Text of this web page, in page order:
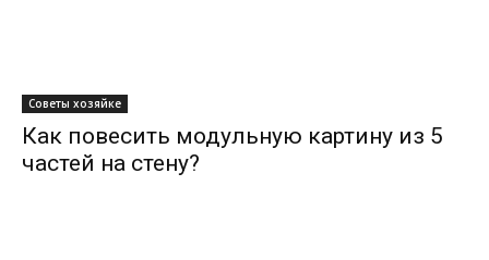
Советы хозяйке
Как повесить модульную картину из 5
частей на стену?